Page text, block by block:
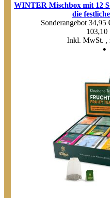
WINTER Mischbox mit 12
die
Sonderangebot 34,95
103,10
Inkl. MwSt. ,